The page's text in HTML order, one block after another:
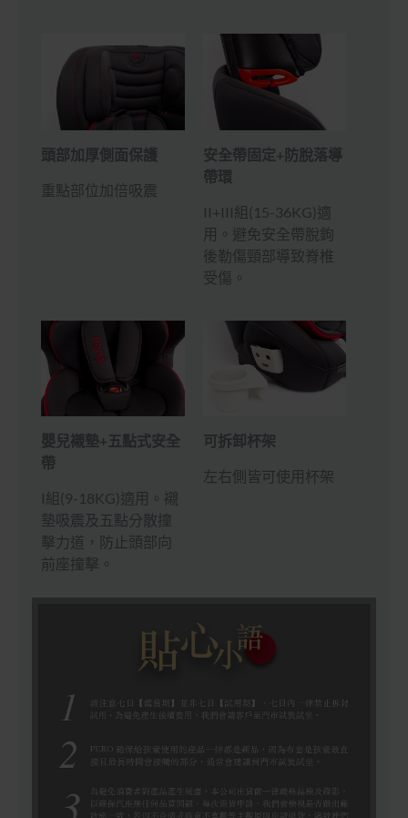
頭部加厚側面保護
重點部位加倍吸震
安全帶固定+防脫落導
帶環
II+III組(15-36KG)適
用。避免安全帶脫鉤
後勒傷頸部導致脊椎
受傷。
嬰兒襯墊+五點式安全
帶
I組(9-18KG)適用。襯
墊吸震及五點分散撞
擊力道，防止頭部向
前座撞擊。
可拆卸杯架
左右側皆可使用杯架